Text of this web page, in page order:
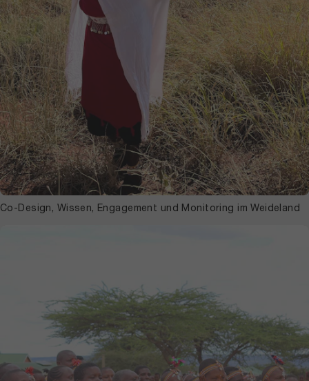
Co-Design, Wissen, Engagement und Monitoring im Weideland